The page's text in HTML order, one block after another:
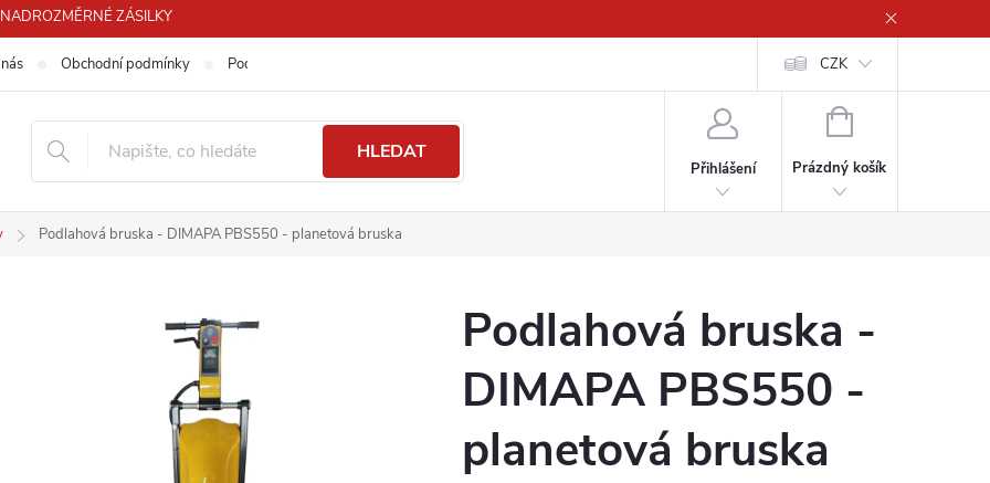
ZÁSILKY
Obchodní podmínky Podmínky ochrany osobních údajů CZK
HLEDAT
Přihlášení
NÁKUPNÍ
Prázdný košík
Podlahová bruska - DIMAPA PBS550 - planetová bruska
Podlahová bruska -
DIMAPA PBS550 -
planetová bruska